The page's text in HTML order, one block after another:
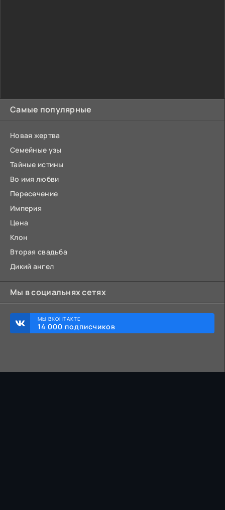
Самые популярные
Новая жертва
Семейные узы
Тайные истины
Во имя любви
Пересечение
Империя
Цена
Клон
Вторая свадьба
Дикий ангел
Мы в социальнях сетях
МЫ ВКОНТАКТЕ
14 000 подписчиков